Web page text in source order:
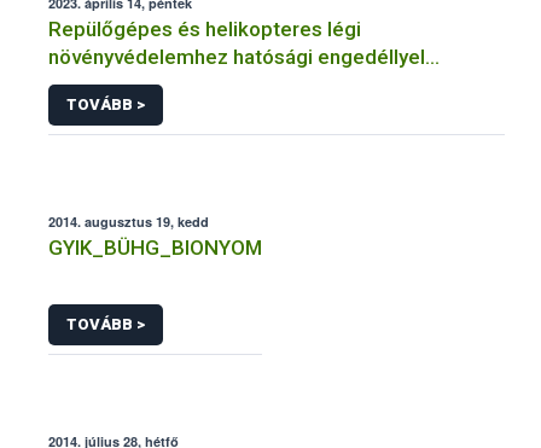
Repülőgépes és helikopteres légi
növényvédelemhez hatósági engedéllyel
rendelkező szervezetek
TOVÁBB >
2014. augusztus 19, kedd
GYIK_BÜHG_BIONYOM
TOVÁBB >
2014. július 28, hétfő